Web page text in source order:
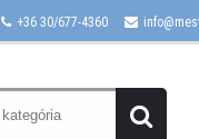
+36 30/677-4360